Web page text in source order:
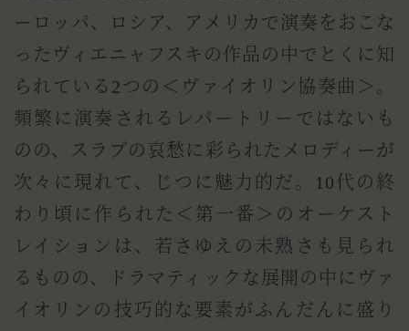
ーロッパ、ロシア、アメリカで演奏をおこな
ったヴィエニャフスキの作品の中でとくに知
られている2つの＜ヴァイオリン協奏曲＞。
頻繁に演奏されるレパートリーではないも
のの、スラブの哀愁に彩られたメロディーが
次々に現れて、じつに魅力的だ。10代の終
わり頃に作られた＜第一番＞のオーケスト
レイションは、若さゆえの未熟さも見られ
るものの、ドラマティックな展開の中にヴァ
イオリンの技巧的な要素がふんだんに盛り